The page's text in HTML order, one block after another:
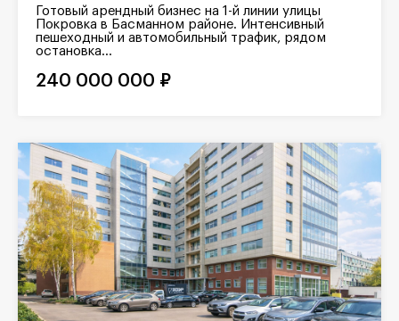
Готовый арендный бизнес на 1-й линии улицы
Покровка в Басманном районе. Интенсивный
пешеходный и автомобильный трафик, рядом
остановка...
240 000 000 ₽